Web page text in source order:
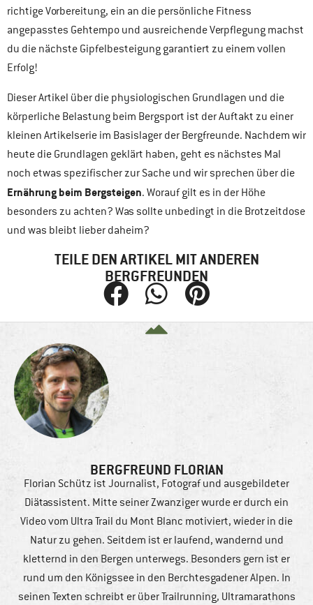
richtige Vorbereitung, ein an die persönliche Fitness
angepasstes Gehtempo und ausreichende Verpflegung machst
du die nächste Gipfelbesteigung garantiert zu einem vollen
Erfolg!
Dieser Artikel über die physiologischen Grundlagen und die
körperliche Belastung beim Bergsport ist der Auftakt zu einer
kleinen Artikelserie im Basislager der Bergfreunde. Nachdem wir
heute die Grundlagen geklärt haben, geht es nächstes Mal
noch etwas spezifischer zur Sache und wir sprechen über die
Ernährung beim Bergsteigen. Worauf gilt es in der Höhe
besonders zu achten? Was sollte unbedingt in die Brotzeitdose
und was bleibt lieber daheim?
TEILE DEN ARTIKEL MIT ANDEREN
BERGFREUNDEN
BERGFREUND FLORIAN
Florian Schütz ist Journalist, Fotograf und ausgebildeter
Diätassistent. Mitte seiner Zwanziger wurde er durch ein
Video vom Ultra Trail du Mont Blanc motiviert, wieder in die
Natur zu gehen. Seitdem ist er laufend, wandernd und
kletternd in den Bergen unterwegs. Besonders gern ist er
rund um den Königssee in den Berchtesgadener Alpen. In
seinen Texten schreibt er über Trailrunning, Ultramarathons